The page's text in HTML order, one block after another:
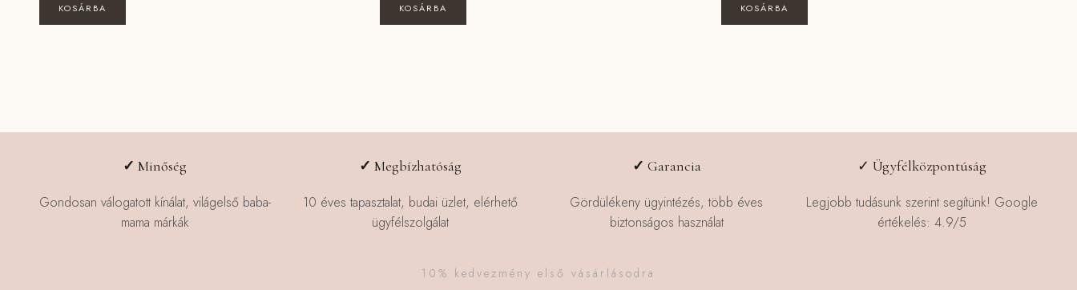
KOSÁRBA KOSÁRBA KOSÁRBA
✓Minőség
Gondosan válogatott kínálat, világelső baba-
mama márkák
✓Megbízhatóság
10 éves tapasztalat, budai üzlet, elérhető
ügyfélszolgálat
✓ Garancia
Gördülékeny ügyintézés, több éves
biztonságos használat
✓ Ügyfélközpontúság
Legjobb tudásunk szerint segítünk! Google
értékelés: 4.9/5
10% kedvezmény első vásárlásodra